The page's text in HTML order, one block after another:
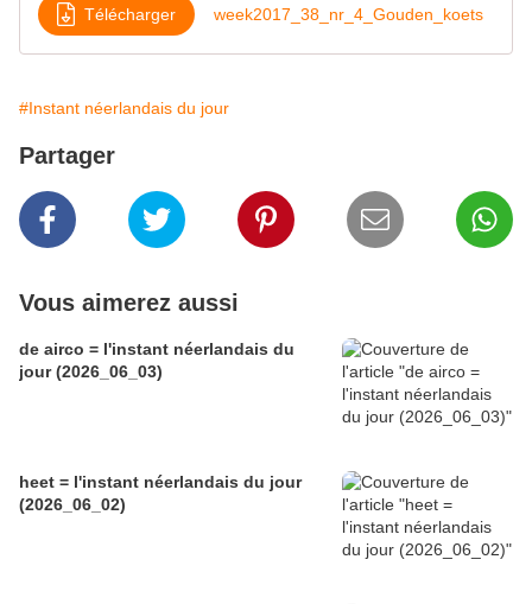
Télécharger week2017_38_nr_4_Gouden_koets
#Instant néerlandais du jour
Partager
Vous aimerez aussi
de airco = l'instant néerlandais du
jour (2026_06_03)
heet = l'instant néerlandais du jour
(2026_06_02)